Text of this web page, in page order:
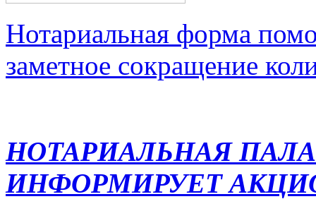
Нотариальная форма
заметное сокращение
НОТАРИАЛЬНАЯ
ИНФОРМИРУЕТ